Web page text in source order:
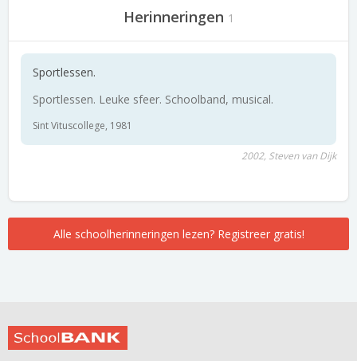
Herinneringen 1
Sportlessen.
Sportlessen. Leuke sfeer. Schoolband, musical.
Sint Vituscollege, 1981
2002, Steven van Dijk
Alle schoolherinneringen lezen? Registreer gratis!